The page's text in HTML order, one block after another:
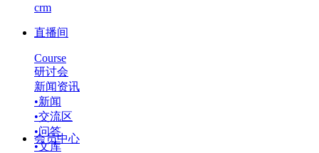
crm
直播间
Course
研讨会
新闻资讯
•新闻
•交流区
•问答
•文库
会员中心